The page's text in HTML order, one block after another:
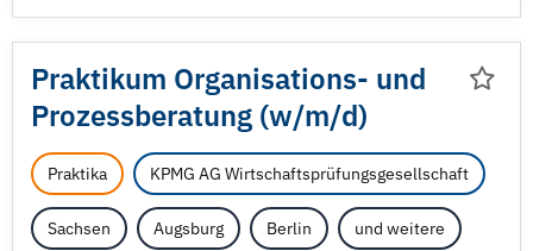
Praktikum Organisations- und
Prozessberatung (w/m/d)
Praktika KPMG AG Wirtschaftsprüfungsgesellschaft
Sachsen Augsburg Berlin und weitere